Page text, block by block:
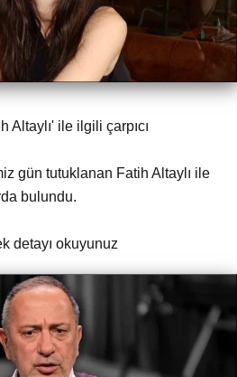
Altaylı' ile ilgili çarpıcı
gün tutuklanan Fatih Altaylı ile
bulundu.
detayı okuyunuz